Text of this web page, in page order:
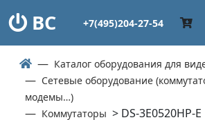
ВС +7(495)204-27-54
Каталог оборудования для
Сетевые оборудование
модемы…)
Коммутаторы > DS-3E0520HP-E